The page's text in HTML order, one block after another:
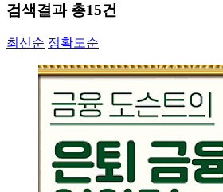
검색결과 총15건
최신순 정확도순